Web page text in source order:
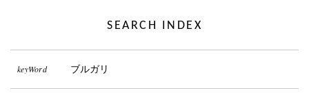
SEARCH INDEX
keyWord ブルガリ